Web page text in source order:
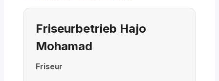
Friseurbetrieb Hajo
Mohamad
Friseur